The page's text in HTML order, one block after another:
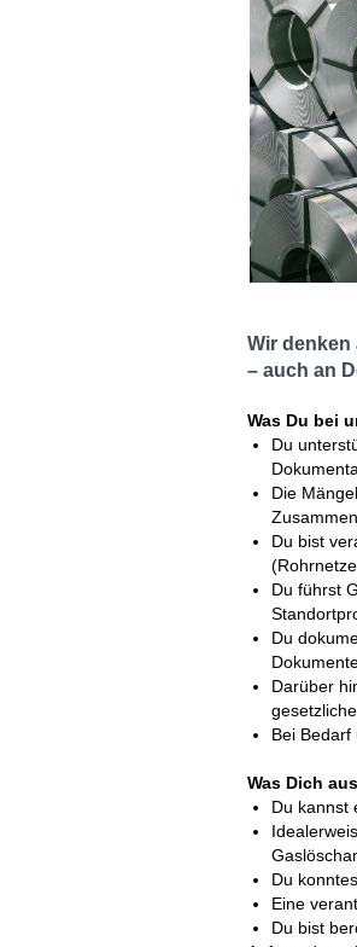
Wir denken
– auch an
Was Du bei
Du
Die
Du bist
Du führst
Du
Darüber
Bei
Was Dich
Du kannst
Du
Eine
Du bist